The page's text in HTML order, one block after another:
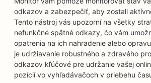
odkazov a zabezpečiť, aby zostali
Tento nástroj vás upozorní na všetky
nefunkčné spätné odkazy, čo vám
opatrenia na ich nahradenie alebo
je udržiavanie robustného a zdravého
odkazov kľúčové pre udržanie vašej
pozícií vo vyhľadávačoch v priebehu